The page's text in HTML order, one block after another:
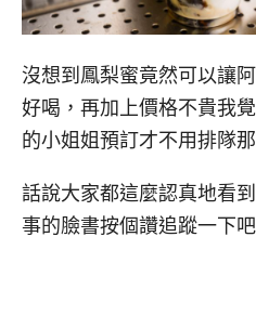
沒想到鳳梨蜜竟然可以讓
好喝，再加上價格不貴我
的小姐姐預訂才不用排隊那
話說大家都這麼認真地看
事的臉書按個讚追蹤一下